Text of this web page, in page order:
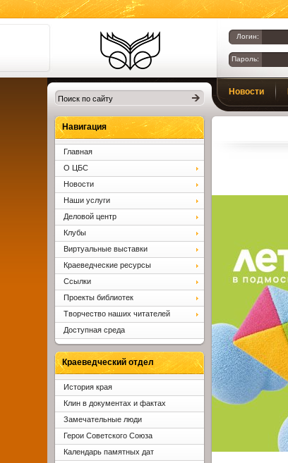
Библиотеки
Клина. Клинская
ЦБС.
Логин:
Пароль:
Новости
Навигация
Главная
О ЦБС
Новости
Наши услуги
Деловой центр
Клубы
Виртуальные выставки
Краеведческие ресурсы
Ссылки
Проекты библиотек
Творчество наших читателей
Доступная среда
Краеведческий отдел
История края
Клин в документах и фактах
Замечательные люди
Герои Советского Союза
Календарь памятных дат